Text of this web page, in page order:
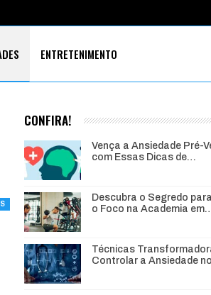
ENTRETENIMENTO
CONFIRA!
Vença a Ansiedade Pré-
com Essas Dicas de…
Descubra o Segredo
o Foco na Academia
Técnicas
Controlar a Ansiedade